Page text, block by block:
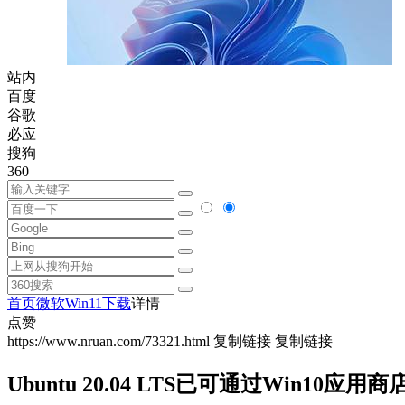
站内
百度
谷歌
必应
搜狗
360
首页微软Win11下载详情
点赞
https://www.nruan.com/73321.html 复制链接 复制链接
Ubuntu 20.04 LTS已可通过Win10应用商